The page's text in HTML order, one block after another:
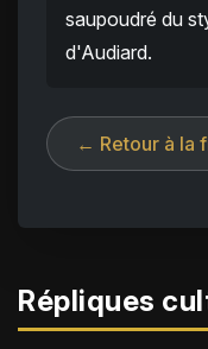
saupoudré du
d'Audiard.
← Retour à la
Répliques